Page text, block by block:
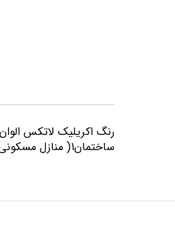
رنگ اكريليك لاتكس
ساختمان1( منازل مسكوني ، بيمارستان ، مهدكودك ، اتاق خواب و كليه اماكني كه از لحاظ بهداشتي از حساسيت بيشتري برخوردارند) مورد استفاده قرار می گیرد.